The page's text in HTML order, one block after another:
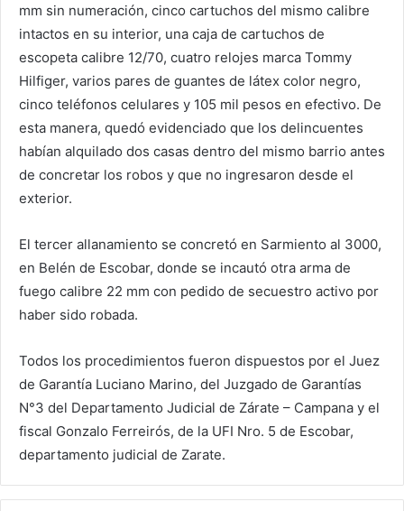
mm sin numeración, cinco cartuchos del mismo calibre
intactos en su interior, una caja de cartuchos de
escopeta calibre 12/70, cuatro relojes marca Tommy
Hilfiger, varios pares de guantes de látex color negro,
cinco teléfonos celulares y 105 mil pesos en efectivo. De
esta manera, quedó evidenciado que los delincuentes
habían alquilado dos casas dentro del mismo barrio antes
de concretar los robos y que no ingresaron desde el
exterior.
El tercer allanamiento se concretó en Sarmiento al 3000,
en Belén de Escobar, donde se incautó otra arma de
fuego calibre 22 mm con pedido de secuestro activo por
haber sido robada.
Todos los procedimientos fueron dispuestos por el Juez
de Garantía Luciano Marino, del Juzgado de Garantías
N°3 del Departamento Judicial de Zárate – Campana y el
fiscal Gonzalo Ferreirós, de la UFI Nro. 5 de Escobar,
departamento judicial de Zarate.